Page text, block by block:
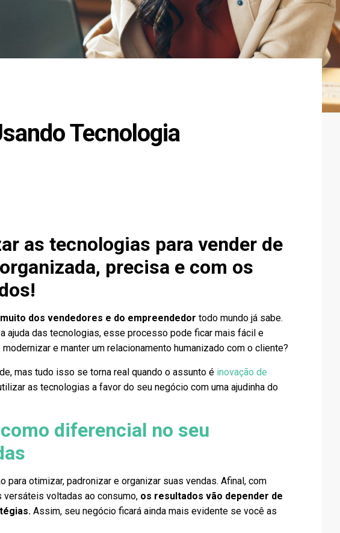
Tecnologia
as tecnologias para vender de
precisa e com os
dos vendedores e do empreendedortodo mundo já sabe.
ajuda das tecnologias, esse processo pode ficar mais fácil e
e manter um relacionamento humanizado com o cliente?
mas tudo isso se torna real quando o assunto é inovação de
as tecnologias a favor do seu negócio com uma ajudinha do
diferencial no seu
para otimizar, padronizar e organizar suas vendas. Afinal, com
voltadas ao consumo, os resultados vão depender de
Assim, seu negócio ficará ainda mais evidente se você as